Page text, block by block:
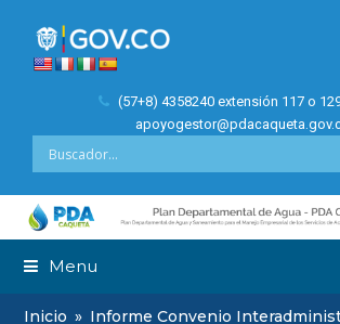
(57+8) 4358240 extensión 117 o
Menu
Inicio » Informe Convenio